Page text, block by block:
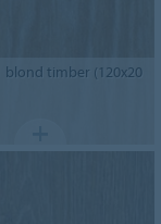
blond timber (120x20